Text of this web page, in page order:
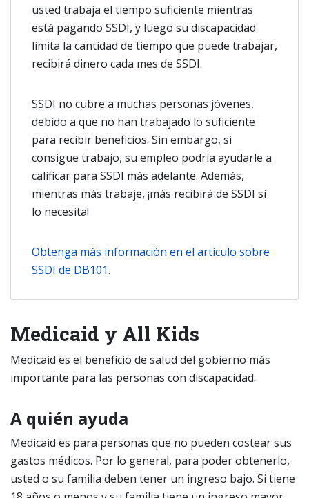
usted trabaja el tiempo suficiente mientras
está pagando SSDI, y luego su discapacidad
limita la cantidad de tiempo que puede trabajar,
recibirá dinero cada mes de SSDI.
SSDI no cubre a muchas personas jóvenes,
debido a que no han trabajado lo suficiente
para recibir beneficios. Sin embargo, si
consigue trabajo, su empleo podría ayudarle a
calificar para SSDI más adelante. Además,
mientras más trabaje, ¡más recibirá de SSDI si
lo necesita!
Obtenga más información en el artículo sobre
SSDI de DB101.
Medicaid y All Kids
Medicaid es el beneficio de salud del gobierno más
importante para las personas con discapacidad.
A quién ayuda
Medicaid es para personas que no pueden costear sus
gastos médicos. Por lo general, para poder obtenerlo,
usted o su familia deben tener un ingreso bajo. Si tiene